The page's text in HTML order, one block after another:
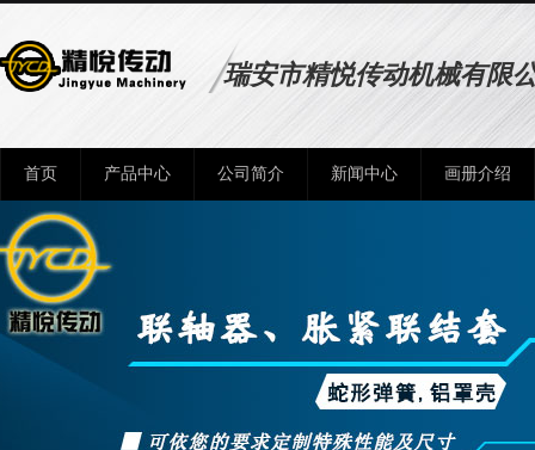
瑞安市精悦传动机械有限
首页 产品中心 公司简介 新闻中心 画册介绍